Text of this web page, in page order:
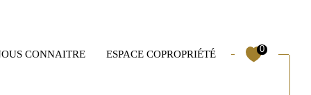
CONNAITRE ESPACE COPROPRIÉTÉ 0